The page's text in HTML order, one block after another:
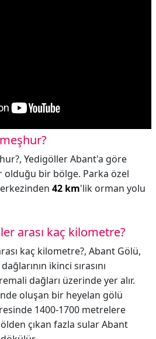
Yedigöller Abant'a göre
olduğu bir bölge. Parka özel
42 km'lik orman yolu
arası kaç kilometre?
kaç kilometre?, Abant Gölü,
ikinci sırasını
dağları üzerinde yer alır.
oluşan bir heyelan gölü
1400-1700 metrelere
çıkan fazla sular Abant